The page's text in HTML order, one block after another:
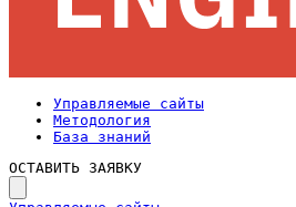
Управляемые сайты
Методология
База знаний
ОСТАВИТЬ ЗАЯВКУ